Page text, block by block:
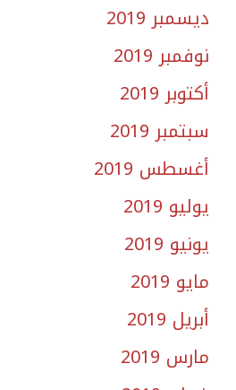
ديسمبر 2019
نوفمبر 2019
أكتوبر 2019
سبتمبر 2019
أغسطس 2019
يوليو 2019
يونيو 2019
مايو 2019
أبريل 2019
مارس 2019